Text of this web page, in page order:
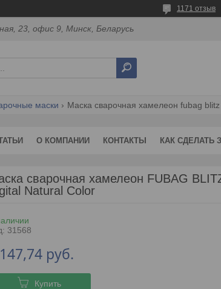
1171 отзыв
23, офис 9, Минск, Беларусь
маски
О КОМПАНИИ КОНТАКТЫ КАК СДЕЛАТЬ
сварочная хамелеон FUBAG
Natural Color
31568
руб.
Купить